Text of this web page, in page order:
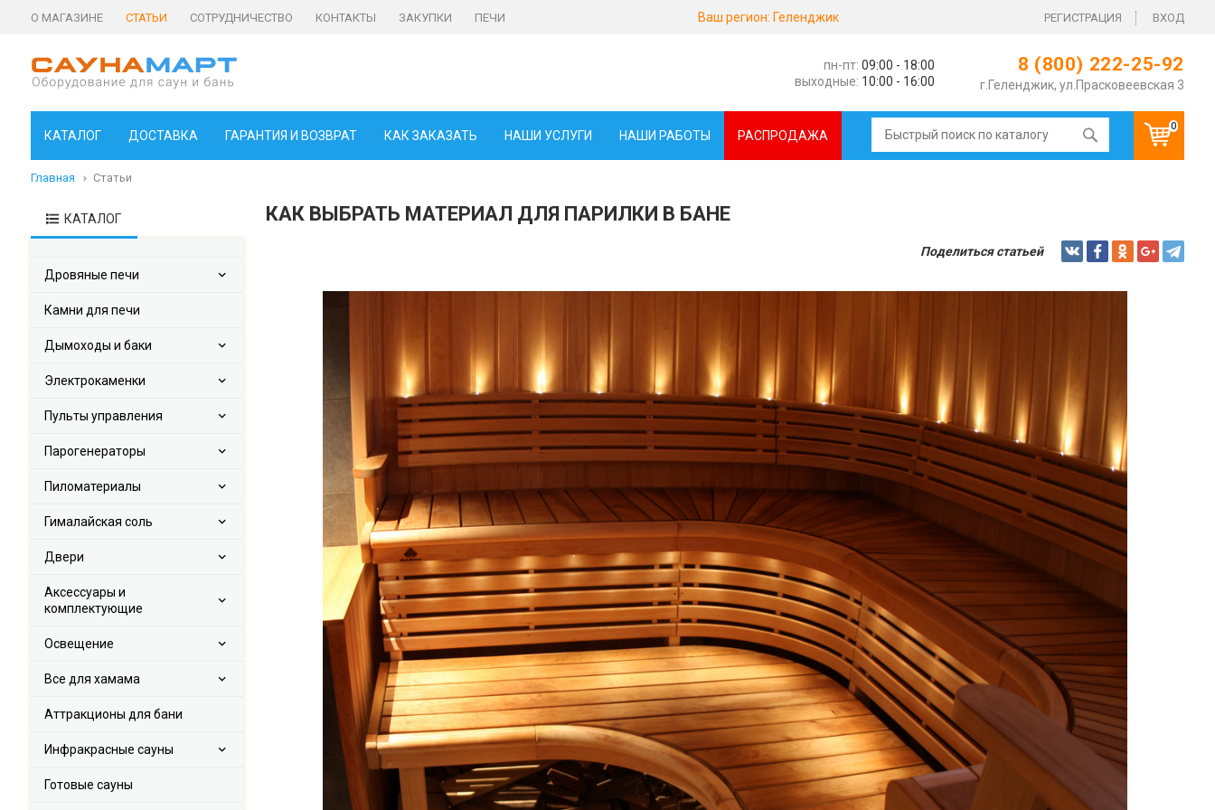
О МАГАЗИНЕ СТАТЬИ СОТРУДНИЧЕСТВО КОНТАКТЫ ЗАКУПКИ ПЕЧИ Ваш регион: Геленджик РЕГИСТРАЦИЯ ВХОД
пн-пт: 09:00 - 18:00
выходные: 10:00 - 16:00
8 (800) 222-25-92
г.Геленджик, ул.Прасковеевская 3
КАТАЛОГ ДОСТАВКА ГАРАНТИЯ И ВОЗВРАТ КАК ЗАКАЗАТЬ НАШИ УСЛУГИ НАШИ РАБОТЫ РАСПРОДАЖА
0
Главная Статьи
КАТАЛОГ
Дровяные печи
Камни для печи
Дымоходы и баки
Электрокаменки
Пульты управления
Парогенераторы
Пиломатериалы
Гималайская соль
Двери
Аксессуары и
комплектующие
Освещение
Все для хамама
Аттракционы для бани
Инфракрасные сауны
Готовые сауны
КАК ВЫБРАТЬ МАТЕРИАЛ ДЛЯ ПАРИЛКИ В БАНЕ
Поделиться статьей